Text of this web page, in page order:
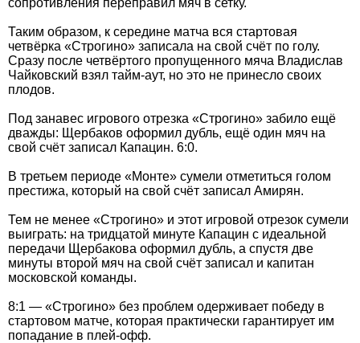
Таким образом, к середине матча вся стартовая
четвёрка «Строгино» записала на свой счёт по голу.
Сразу после четвёртого пропущенного мяча Владислав
Чайковский взял тайм-аут, но это не принесло своих
плодов.
Под занавес игрового отрезка «Строгино» забило ещё
дважды: Щербаков оформил дубль, ещё один мяч на
свой счёт записал Капацин. 6:0.
В третьем периоде «Монте» сумели отметиться голом
престижа, который на свой счёт записал Амирян.
Тем не менее «Строгино» и этот игровой отрезок сумели
выиграть: на тридцатой минуте Капацин с идеальной
передачи Щербакова оформил дубль, а спустя две
минуты второй мяч на свой счёт записал и капитан
московской команды.
8:1 — «Строгино» без проблем одерживает победу в
стартовом матче, которая практически гарантирует им
попадание в плей-офф.